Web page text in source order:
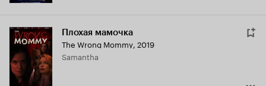
Плохая мамочка
The Wrong Mommy, 2019
Samantha